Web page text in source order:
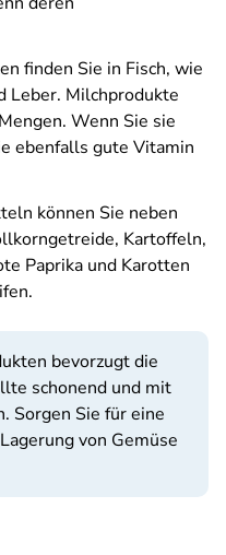
finden Sie in Fisch, wie
Leber. Milchprodukte
Wenn Sie sie
ebenfalls gute Vitamin
können Sie neben
Kartoffeln,
Paprika und Karotten
bevorzugt die
schonend und mit
Sorgen Sie für eine
von Gemüse